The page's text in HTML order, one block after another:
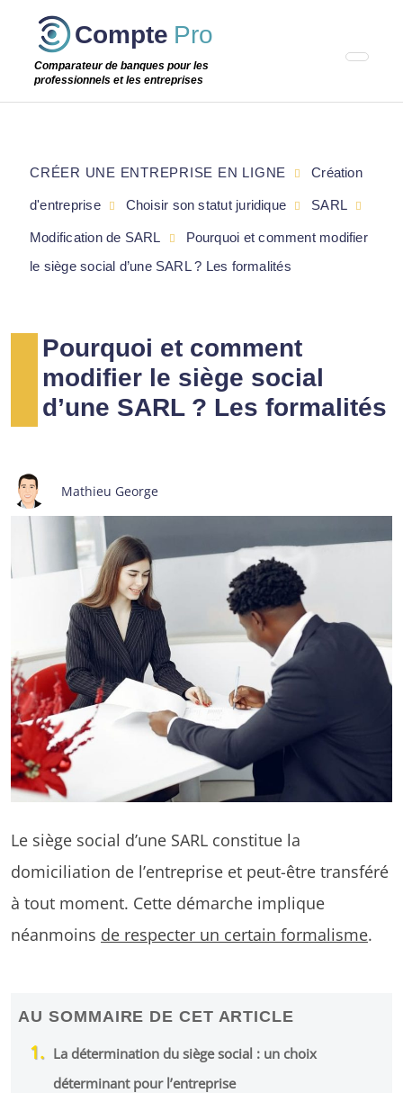
Passer
étape
Compte Pro
Comparateur de banques pour les
professionnels et les entreprises
Pourquoi et comment
modifier le siège social
d’une SARL ? Les formalités
Mathieu George
Le siège social d’une SARL constitue la
domiciliation de l’entreprise et peut-être transféré
à tout moment. Cette démarche implique
néanmoins de respecter un certain formalisme.
AU SOMMAIRE DE CET ARTICLE
La détermination du siège social : un choix
déterminant pour l’entreprise
CRÉER UNE ENTREPRISE EN LIGNE Création
d'entreprise Choisir son statut juridique SARL
Modification de SARL
Pourquoi et comment modifier
le siège social d’une SARL ? Les formalités